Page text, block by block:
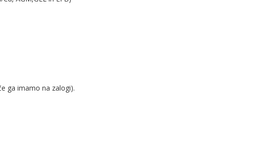
ga imamo na zalogi).